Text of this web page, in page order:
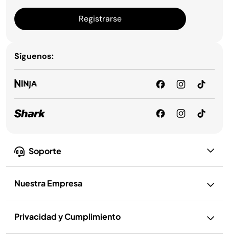
Soporte
Nuestra Empresa
Privacidad y Cumplimiento
Registrarse
Síguenos: